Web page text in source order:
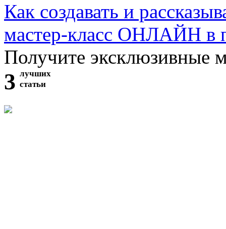
Как создавать и
мастер-класс ОНЛАЙН в
Получите эксклюзивные
3 лучших
статьи